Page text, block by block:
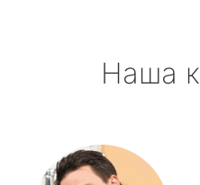
Наша